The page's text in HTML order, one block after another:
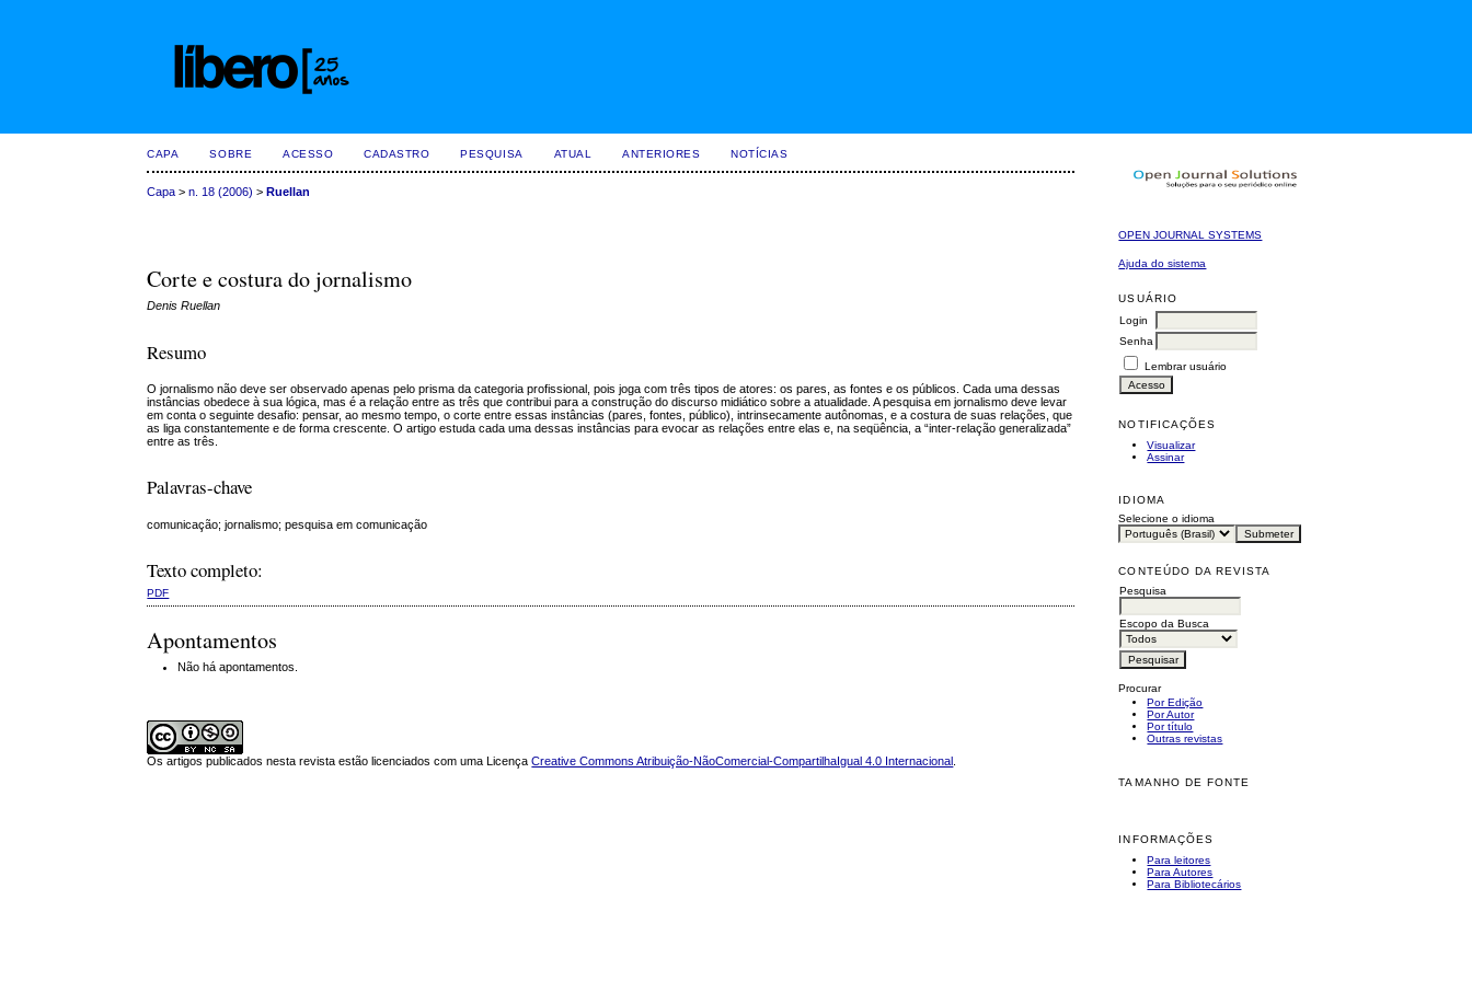
OPEN JOURNAL SYSTEMS
Ajuda do sistema
USUÁRIO
Login
Senha
Lembrar usuário
NOTIFICAÇÕES
Visualizar
Assinar
IDIOMA
Selecione o idioma
CONTEÚDO DA REVISTA
Pesquisa
Escopo da Busca
Procurar
Por Edição
Por Autor
Por título
Outras revistas
TAMANHO DE FONTE
INFORMAÇÕES
Para leitores
Para Autores
Para Bibliotecários
CAPA SOBRE ACESSO CADASTRO PESQUISA ATUAL ANTERIORES NOTÍCIAS
Capa >n. 18 (2006) >Ruellan
Corte e costura do jornalismo
Denis Ruellan
Resumo
O jornalismo não deve ser observado apenas pelo prisma da categoria profissional, pois joga com três tipos de atores: os pares, as fontes e os públicos. Cada uma dessas
instâncias obedece à sua lógica, mas é a relação entre as três que contribui para a construção do discurso midiático sobre a atualidade. A pesquisa em jornalismo deve levar
em conta o seguinte desafio: pensar, ao mesmo tempo, o corte entre essas instâncias (pares, fontes, público), intrinsecamente autônomas, e a costura de suas relações, que
as liga constantemente e de forma crescente. O artigo estuda cada uma dessas instâncias para evocar as relações entre elas e, na seqüência, a “inter-relação generalizada”
entre as três.
Palavras-chave
comunicação; jornalismo; pesquisa em comunicação
Texto completo:
PDF
Apontamentos
Não há apontamentos.
Os artigos publicados nesta revista estão licenciados com uma LicençaCreative Commons Atribuição-NãoComercial-CompartilhaIgual 4.0 Internacional